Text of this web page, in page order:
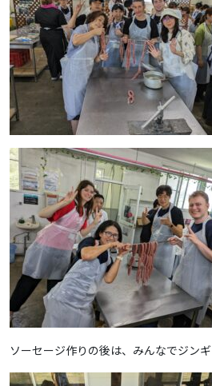
ソーセージ作りの後は、みんなでジンギ